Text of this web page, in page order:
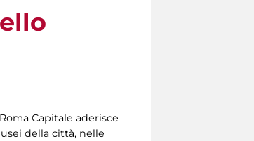
Capitale aderisce
della città, nelle